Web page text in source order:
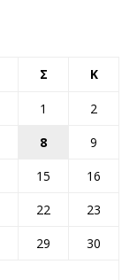
Σ Κ
1
2
8
9
15
16
22
23
29
30